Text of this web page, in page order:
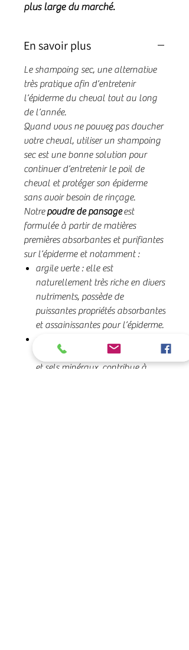
plus large du marché.
En savoir plus
Le shampoing sec, une alternative
très pratique afin d’entretenir
l’épiderme du cheval tout au long
de l’année.
Quand vous ne pouvez pas doucher
votre cheval, utiliser un shampoing
sec est une bonne solution pour
continuer d’entretenir le poil de
cheval et protéger son épiderme
sans avoir besoin de rinçage.
Notre poudre de pansage est
formulée à partir de matières
premières absorbantes et purifiantes
sur l’épiderme et notamment :
argile verte : elle est
naturellement très riche en divers
nutriments, possède de
puissantes propriétés absorbantes
et assainissantes pour l’épiderme.
naturellement riche en vitamines
et sels minéraux, contribue à